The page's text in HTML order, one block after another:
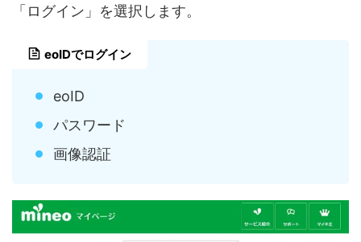
「ログイン」を選択します。
eoIDでログイン
eoID
パスワード
画像認証